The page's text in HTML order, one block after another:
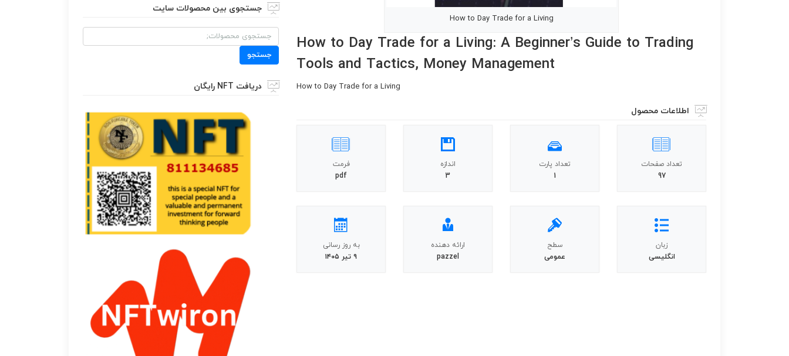
How to Day Trade for a Living
How to Day Trade for a Living: A Beginner’s Guide to Trading
Tools and Tactics, Money Management
How to Day Trade for a Living
اطلاعات محصول
تعداد صفحات
97
تعداد پارت
1
اندازه
3
فرمت
pdf
زبان
انگلیسی
سطح
عمومی
ارائه دهنده
pazzel
به روز رسانی
۹ تیر ۱۴۰۵
جستجوی بین محصولات سایت
جستجو
برای:
جستجو
دریافت NFT رایگان